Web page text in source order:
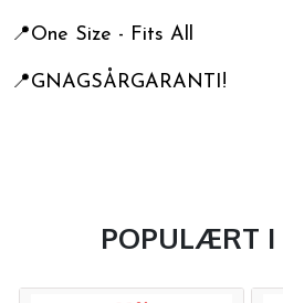
📍One Size - Fits All
📍GNAGSÅRGARANTI!
POPULÆRT I